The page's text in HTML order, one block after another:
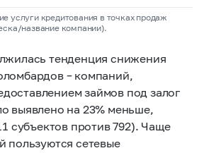
услуги кредитования в точках продаж
название компании).
тенденция снижения
– компаний,
займов под залог
выявлено на 23% меньше,
субъектов против 792). Чаще
пользуются сетевые